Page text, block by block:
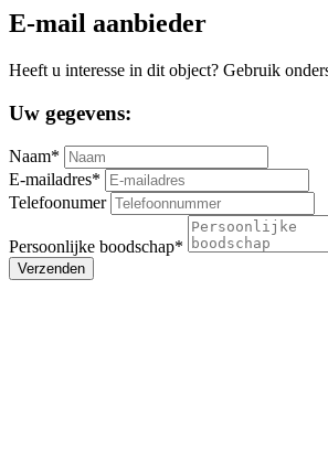
E-mail aanbieder
Heeft u interesse in dit object? Gebruik
Uw gegevens:
Naam*
E-mailadres*
Telefoonumer
Persoonlijke boodschap*
Verzenden